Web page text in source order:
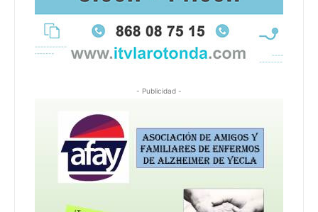
- Publicidad -